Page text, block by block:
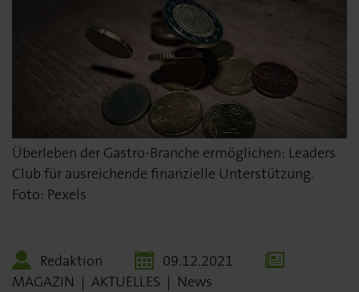
Überleben der Gastro-Branche ermöglichen: Leaders
Club für ausreichende finanzielle Unterstützung.
Foto: Pexels
Redaktion
09.12.2021
MAGAZIN | AKTUELLES | News